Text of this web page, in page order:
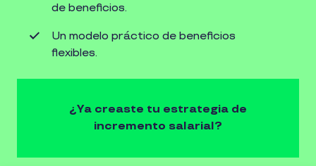
de beneﬁcios.
Un modelo práctico de beneﬁcios
ﬂexibles.
¿Ya creaste tu estrategia de
incremento salarial?